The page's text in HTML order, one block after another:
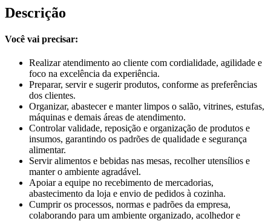
Descrição
Você vai precisar:
Realizar atendimento ao cliente com cordialidade, agilidade e
foco na excelência da experiência.
Preparar, servir e sugerir produtos, conforme as preferências
dos clientes.
Organizar, abastecer e manter limpos o salão, vitrines, estufas,
máquinas e demais áreas de atendimento.
Controlar validade, reposição e organização de produtos e
insumos, garantindo os padrões de qualidade e segurança
alimentar.
Servir alimentos e bebidas nas mesas, recolher utensílios e
manter o ambiente agradável.
Apoiar a equipe no recebimento de mercadorias,
abastecimento da loja e envio de pedidos à cozinha.
Cumprir os processos, normas e padrões da empresa,
colaborando para um ambiente organizado, acolhedor e